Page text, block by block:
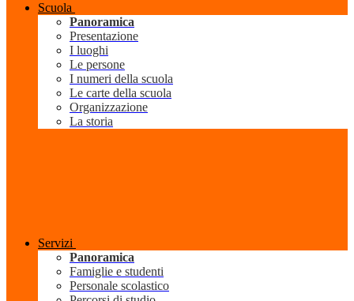
Scuola
Panoramica
Presentazione
I luoghi
Le persone
I numeri della scuola
Le carte della scuola
Organizzazione
La storia
Servizi
Panoramica
Famiglie e studenti
Personale scolastico